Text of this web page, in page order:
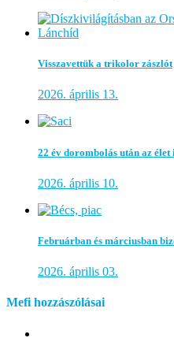
Visszavettük a trikolor zászlót
2026. április 13.
22 év dorombolás után az élet
2026. április 10.
Februárban és márciusban
2026. április 03.
Mefi hozzászólásai